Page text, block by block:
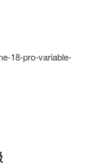
18-pro-variable-